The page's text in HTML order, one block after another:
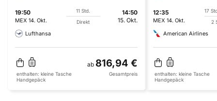
19:50
MEX 14. Okt.
11 Std.
Direkt
14:50
15. Okt.
Lufthansa
ab 816,94 €
enthalten: kleine Tasche
Handgepäck
Gesamtpreis
12:35
MEX 14. Okt.
17
2
American Airlines
enthalten: kleine Tasche
Handgepäck